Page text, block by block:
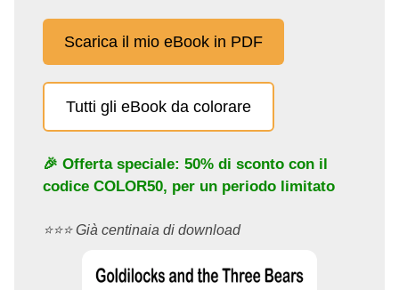
Scarica il mio eBook in PDF
Tutti gli eBook da colorare
🎉 Offerta speciale: 50% di sconto con il
codice COLOR50, per un periodo limitato
⭐️⭐️⭐️ Già centinaia di download